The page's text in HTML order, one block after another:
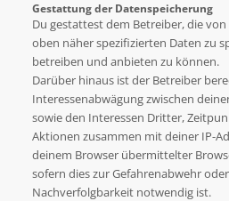
Gestattung der Datenspeicherung
Du gestattest dem Betreiber, die
oben näher spezifizierten Daten zu
betreiben und anbieten zu können.
Darüber hinaus ist der Betreiber
Interessenabwägung zwischen
sowie den Interessen Dritter,
Aktionen zusammen mit deiner IP-
deinem Browser übermittelter
sofern dies zur Gefahrenabwehr
Nachverfolgbarkeit notwendig ist.